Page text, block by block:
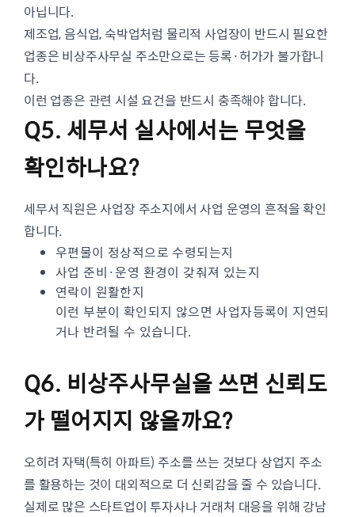
아닙니다.
제조업, 음식업, 숙박업처럼 물리적 사업장이 반드시 필요한
업종은 비상주사무실 주소만으로는 등록·허가가 불가합니
다.
이런 업종은 관련 시설 요건을 반드시 충족해야 합니다.
Q5. 세무서 실사에서는 무엇을
확인하나요?
세무서 직원은 사업장 주소지에서 사업 운영의 흔적을 확인
합니다.
우편물이 정상적으로 수령되는지
사업 준비·운영 환경이 갖춰져 있는지
연락이 원활한지
이런 부분이 확인되지 않으면 사업자등록이 지연되
거나 반려될 수 있습니다.
Q6. 비상주사무실을 쓰면 신뢰도
가 떨어지지 않을까요?
오히려 자택(특히 아파트) 주소를 쓰는 것보다 상업지 주소
를 활용하는 것이 대외적으로 더 신뢰감을 줄 수 있습니다.
실제로 많은 스타트업이 투자사나 거래처 대응을 위해 강남